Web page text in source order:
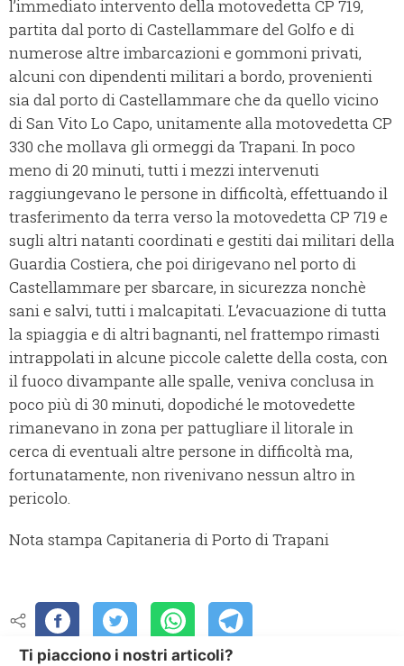
l’immediato intervento della motovedetta CP 719,
partita dal porto di Castellammare del Golfo e di
numerose altre imbarcazioni e gommoni privati,
alcuni con dipendenti militari a bordo, provenienti
sia dal porto di Castellammare che da quello vicino
di San Vito Lo Capo, unitamente alla motovedetta CP
330 che mollava gli ormeggi da Trapani. In poco
meno di 20 minuti, tutti i mezzi intervenuti
raggiungevano le persone in difficoltà, effettuando il
trasferimento da terra verso la motovedetta CP 719 e
sugli altri natanti coordinati e gestiti dai militari della
Guardia Costiera, che poi dirigevano nel porto di
Castellammare per sbarcare, in sicurezza nonchè
sani e salvi, tutti i malcapitati. L’evacuazione di tutta
la spiaggia e di altri bagnanti, nel frattempo rimasti
intrappolati in alcune piccole calette della costa, con
il fuoco divampante alle spalle, veniva conclusa in
poco più di 30 minuti, dopodiché le motovedette
rimanevano in zona per pattugliare il litorale in
cerca di eventuali altre persone in difficoltà ma,
fortunatamente, non rivenivano nessun altro in
pericolo.
Nota stampa Capitaneria di Porto di Trapani
Ti piacciono i nostri articoli?